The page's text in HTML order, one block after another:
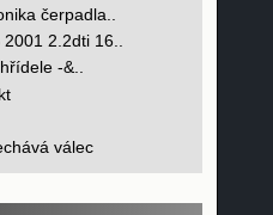
čerpadla..
2.2dti 16..
-&..
válec